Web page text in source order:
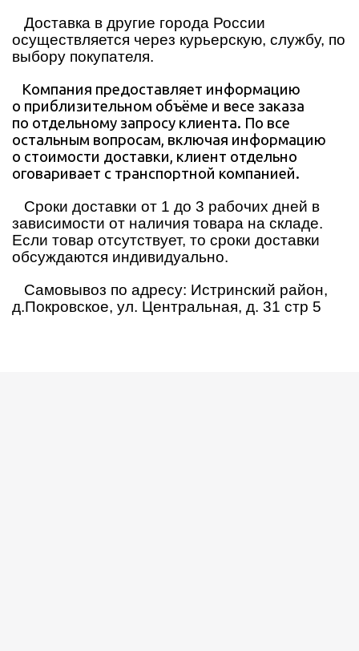
Доставка в другие города России
осуществляется через курьерскую, службу, по
выбору покупателя.
Компания предоставляет информацию
о приблизительном объёме и весе заказа
по отдельному запросу клиента. По все
остальным вопросам, включая информацию
о стоимости доставки, клиент отдельно
оговаривает с транспортной компанией.
Сроки доставки от 1 до 3 рабочих дней в
зависимости от наличия товара на складе.
Если товар отсутствует, то сроки доставки
обсуждаются индивидуально.
Самовывоз по адресу: Истринский район,
д.Покровское, ул. Центральная, д. 31 стр 5